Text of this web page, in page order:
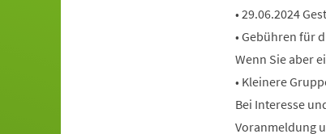
• 29.06.2024
• Gebühren für
Wenn Sie aber
• Kleinere
Bei Interesse
Voranmeldung